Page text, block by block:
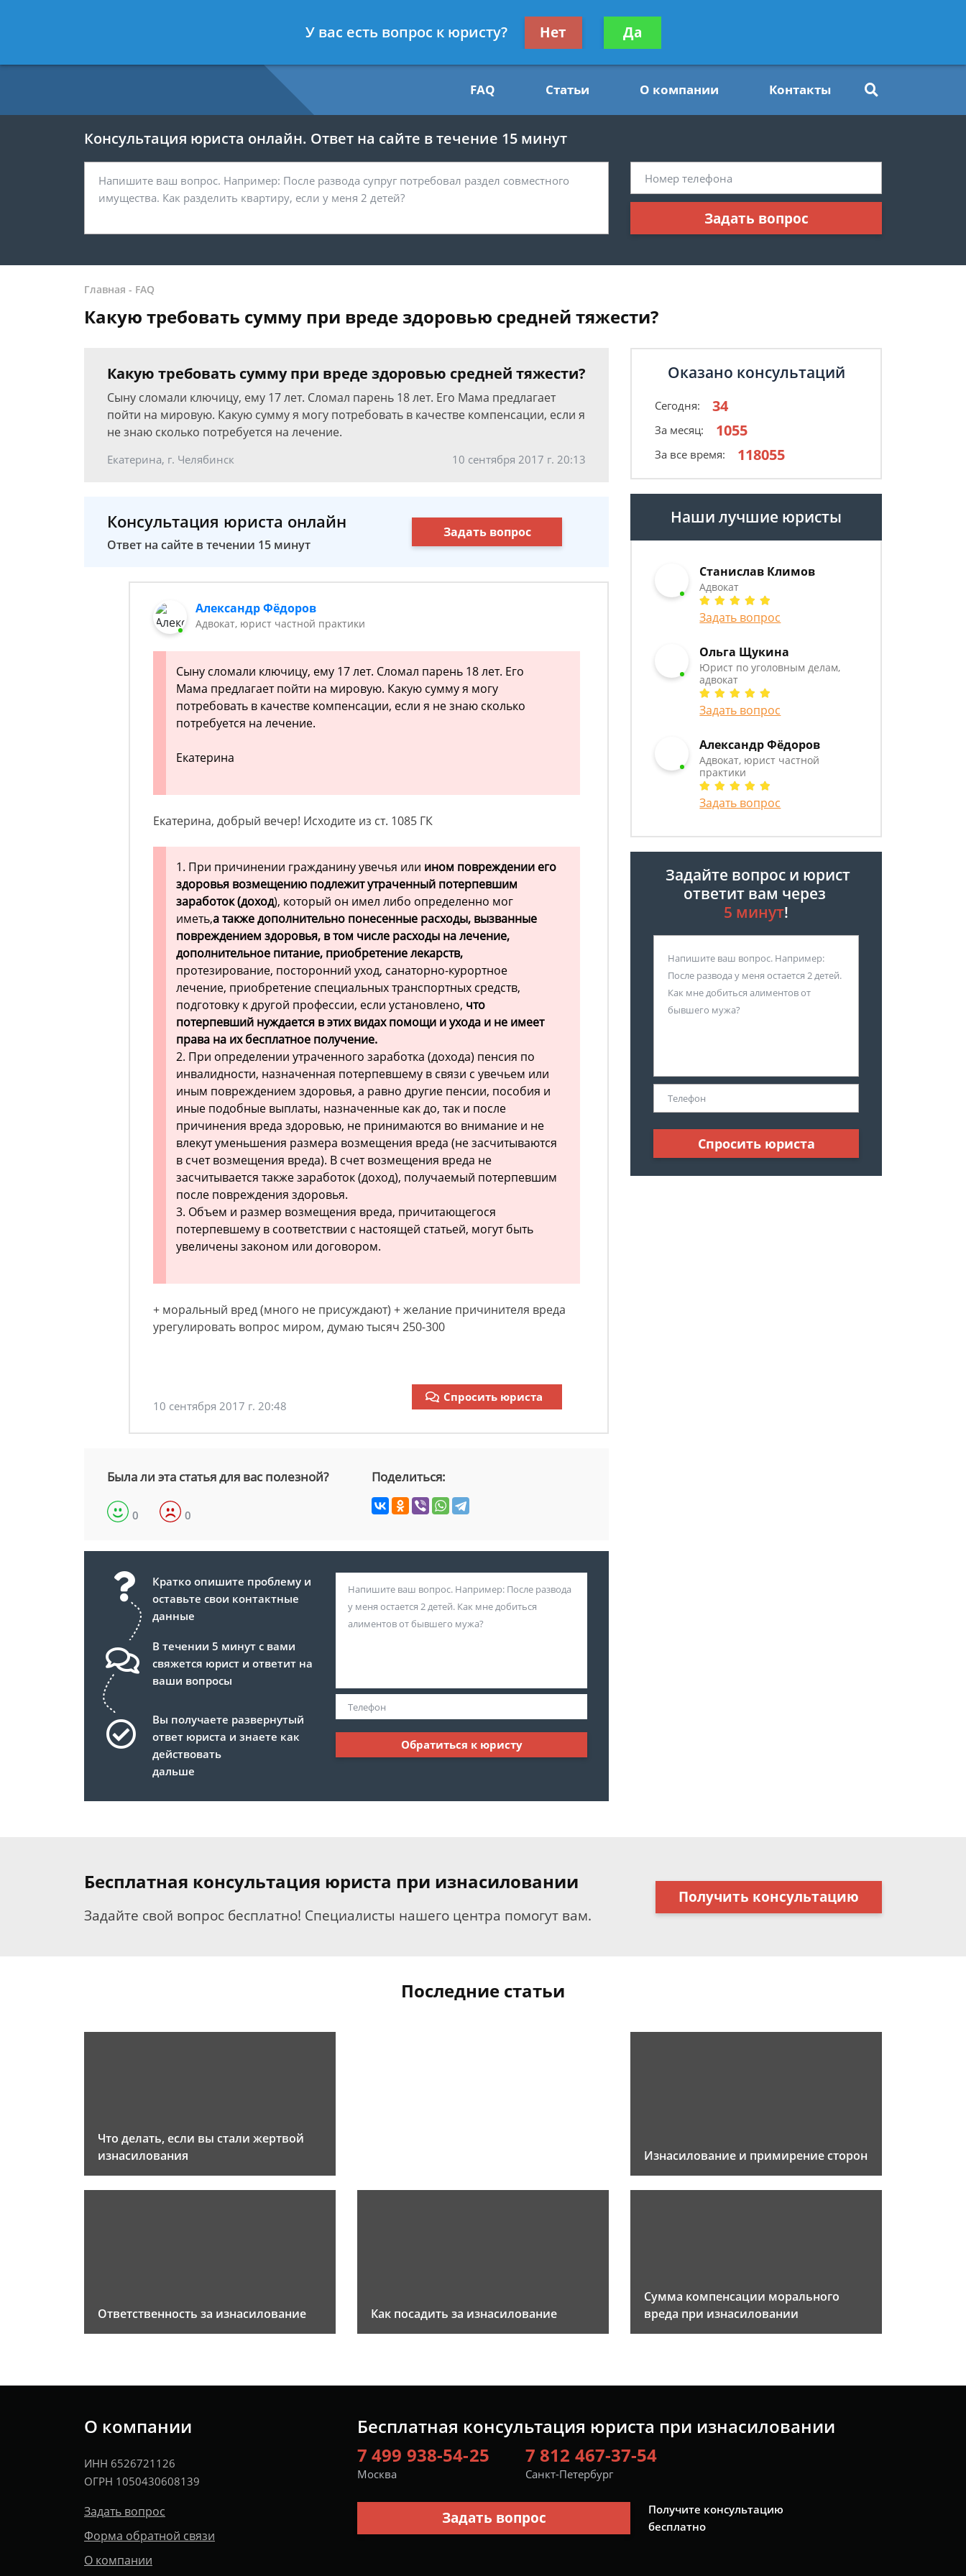
7 812 467-37-54
Получите консультацию
бесплатно
FAQ Статьи О компании Контакты
Консультация юриста онлайн. Ответ на сайте в течение 15 минут
Задать вопрос
Главная - FAQ
Какую требовать сумму при вреде здоровью средней тяжести?
Какую требовать сумму при вреде здоровью средней тяжести?
Сыну сломали ключицу, ему 17 лет. Сломал парень 18 лет. Его Мама предлагает
пойти на мировую. Какую сумму я могу потребовать в качестве компенсации, если я
не знаю сколько потребуется на лечение.
Екатерина, г. Челябинск 10 сентября 2017 г. 20:13
Консультация юриста онлайн
Ответ на сайте в течении 15 минут
Задать вопрос
Александр Фёдоров
Адвокат, юрист частной практики
Сыну сломали ключицу, ему 17 лет. Сломал парень 18 лет. Его
Мама предлагает пойти на мировую. Какую сумму я могу
потребовать в качестве компенсации, если я не знаю сколько
потребуется на лечение.
Екатерина
Екатерина, добрый вечер! Исходите из ст. 1085 ГК
1. При причинении гражданину увечья или ином повреждении его
здоровья возмещению подлежит утраченный потерпевшим
заработок (доход), который он имел либо определенно мог
иметь,а также дополнительно понесенные расходы, вызванные
повреждением здоровья, в том числе расходы на лечение,
дополнительное питание, приобретение лекарств,
протезирование, посторонний уход, санаторно-курортное
лечение, приобретение специальных транспортных средств,
подготовку к другой профессии, если установлено, что
потерпевший нуждается в этих видах помощи и ухода и не имеет
права на их бесплатное получение.
2. При определении утраченного заработка (дохода) пенсия по
инвалидности, назначенная потерпевшему в связи с увечьем или
иным повреждением здоровья, а равно другие пенсии, пособия и
иные подобные выплаты, назначенные как до, так и после
причинения вреда здоровью, не принимаются во внимание и не
влекут уменьшения размера возмещения вреда (не засчитываются
в счет возмещения вреда). В счет возмещения вреда не
засчитывается также заработок (доход), получаемый потерпевшим
после повреждения здоровья.
3. Объем и размер возмещения вреда, причитающегося
потерпевшему в соответствии с настоящей статьей, могут быть
увеличены законом или договором.
+ моральный вред (много не присуждают) + желание причинителя вреда
урегулировать вопрос миром, думаю тысяч 250-300
10 сентября 2017 г. 20:48
Спросить юриста
Была ли эта статья для вас полезной?
0 0
Поделиться:
Кратко опишите проблему и
оставьте свои контактные
данные
В течении 5 минут с вами
свяжется юрист и ответит на
ваши вопросы
Вы получаете развернутый
ответ юриста и знаете как
действовать
дальше
Обратиться к юристу
Оказано консультаций
Сегодня: 34
За месяц: 1055
За все время: 118055
Наши лучшие юристы
Станислав Климов
Адвокат
Задать вопрос
Ольга Щукина
Юрист по уголовным делам,
адвокат
Задать вопрос
Александр Фёдоров
Адвокат, юрист частной
практики
Задать вопрос
Задайте вопрос и юрист
ответит вам через
5 минут!
Спросить юриста
Бесплатная консультация юриста при изнасиловании
Задайте свой вопрос бесплатно! Специалисты нашего центра помогут вам.
Получить консультацию
Последние статьи
Что делать, если вы стали жертвой
изнасилования
Изнасилование и примирение сторон
Ответственность за изнасилование Как посадить за изнасилование
Сумма компенсации морального
вреда при изнасиловании
О компании
ИНН 6526721126
ОГРН 1050430608139
Задать вопрос
Форма обратной связи
О компании
Бесплатная консультация юриста при изнасиловании
7 499 938-54-25
Москва
7 812 467-37-54
Санкт-Петербург
Задать вопрос
Получите консультацию
бесплатно
У вас есть вопрос к юристу? Нет Да